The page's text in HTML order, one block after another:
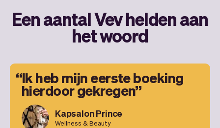
Een aantal Vev helden aan
het woord
Ik heb mijn eerste boeking
hierdoor gekregen
Kapsalon Prince
Wellness & Beauty